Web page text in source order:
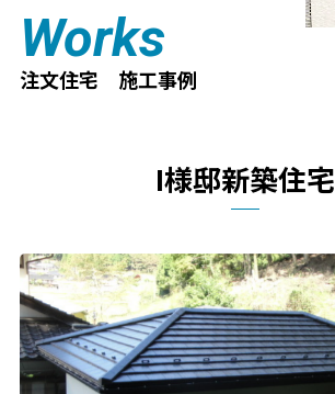
Works
注文住宅 施工事例
I様邸新築住宅